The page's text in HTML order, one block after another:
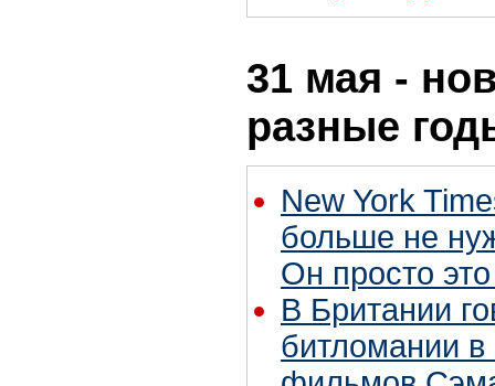
31 мая -
разные
New York
больше не
Он просто
В Британии
битломании